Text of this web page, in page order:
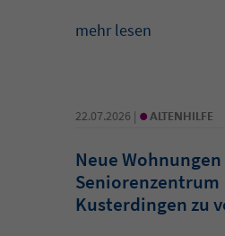
mehr lesen
22.07.2026 | • ALTENHILFE
Neue
Seniorenzentrum
Kusterdingen zu